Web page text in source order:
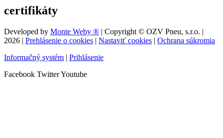
certifikáty
Developed by Monte Weby ® | Copyright © OZV Pneu, s.r.o. |
2026 | Prehlásenie o cookies | Nastaviť cookies | Ochrana súkromia
Informačný systém | Prihlásenie
Facebook TwitterYoutube